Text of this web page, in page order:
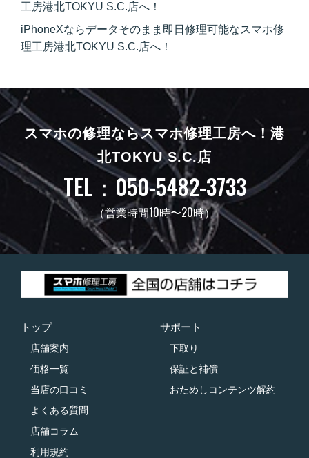
工房港北TOKYU S.C.店へ！
iPhoneXならデータそのまま即日修理可能なスマホ修
理工房港北TOKYU S.C.店へ！
スマホの修理ならスマホ修理工房へ！ 港
北TOKYU S.C.店
TEL：050-5482-3733
（営業時間10時〜20時）
トップ
店舗案内
価格一覧
当店の口コミ
よくある質問
店舗コラム
利用規約
サポート
下取り
保証と補償
おためしコンテンツ解約